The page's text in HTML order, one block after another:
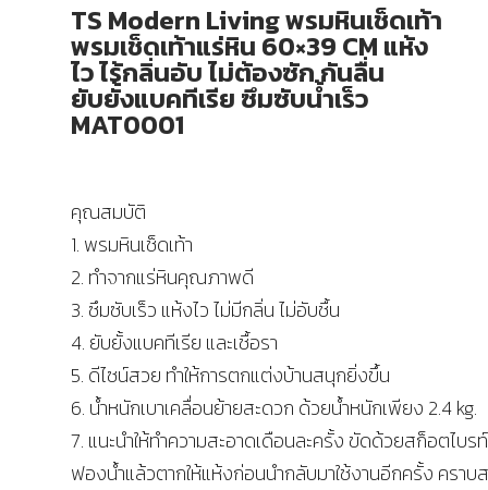
TS Modern Living พรมหินเช็ดเท้า
พรมเช็ดเท้าแร่หิน 60×39 CM แห้ง
ไว ไร้กลิ่นอับ ไม่ต้องซัก กันลื่น
ยับยั้งแบคทีเรีย ซึมซับน้ำเร็ว
MAT0001
คุณสมบัติ
1. พรมหินเช็ดเท้า
2. ทำจากแร่หินคุณภาพดี
3. ซึมซับเร็ว แห้งไว ไม่มีกลิ่น ไม่อับชื้น
4. ยับยั้งแบคทีเรีย และเชื้อรา
5. ดีไซน์สวย ทำให้การตกแต่งบ้านสนุกยิ่งขึ้น
6. น้ำหนักเบาเคลื่อนย้ายสะดวก ด้วยน้ำหนักเพียง 2.4 kg.
7. แนะนำให้ทำความสะอาดเดือนละครั้ง ขัดด้วยสก็อตไบร
ฟองน้ำแล้วตากให้แห้งก่อนนำกลับมาใช้งานอีกครั้ง คราบ